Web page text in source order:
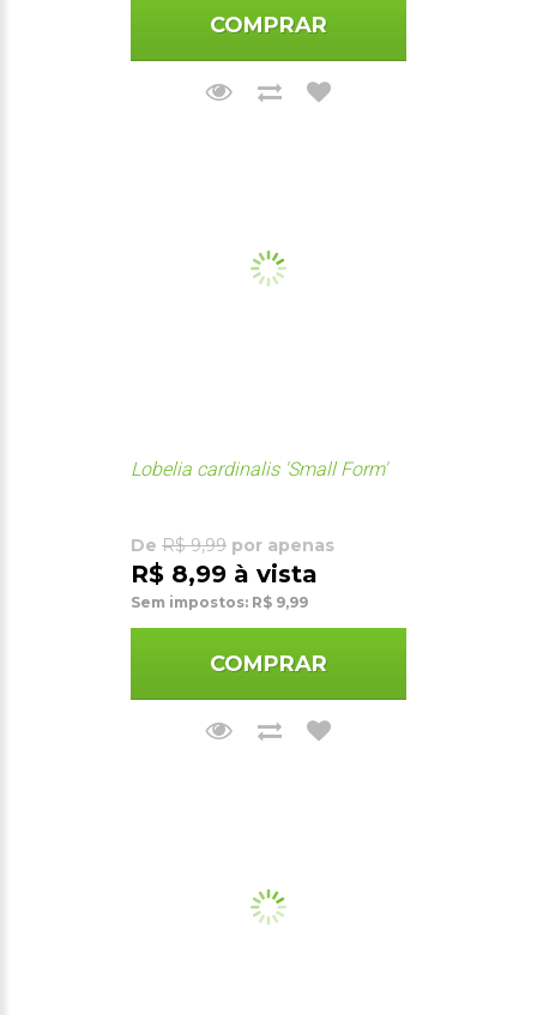
COMPRAR
Lobelia cardinalis 'Small Form'
De R$ 9,99 por apenas
R$ 8,99 à vista
Sem impostos: R$ 9,99
COMPRAR